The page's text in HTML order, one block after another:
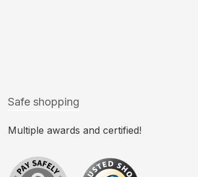
Safe shopping
Multiple awards and certified!